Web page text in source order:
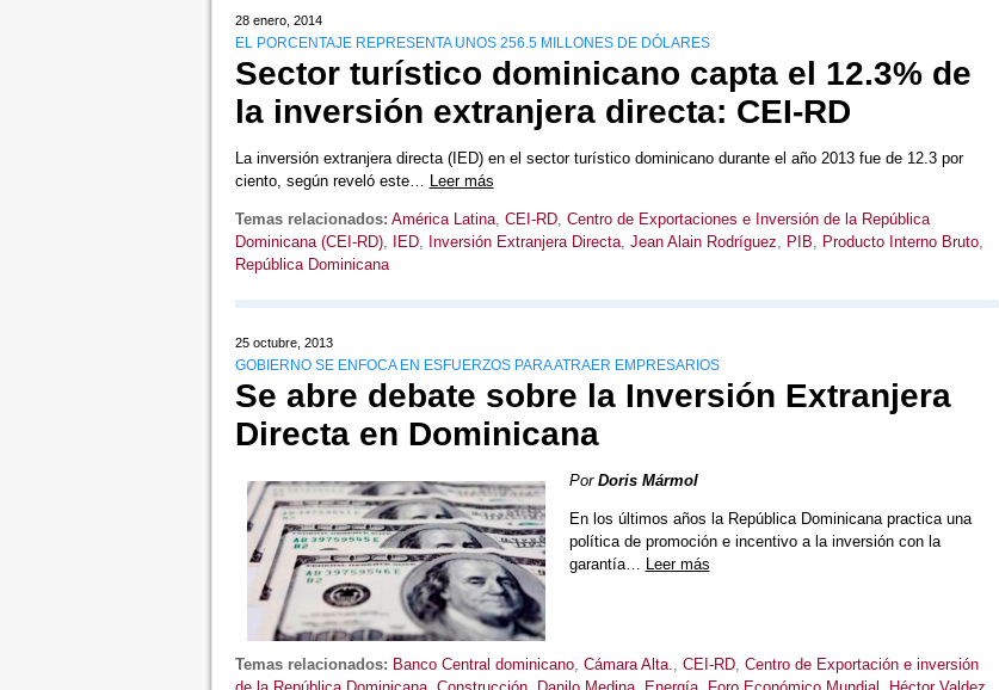
28 enero, 2014
EL PORCENTAJE REPRESENTA UNOS 256.5 MILLONES DE DÓLARES
Sector turístico dominicano capta el 12.3% de
la inversión extranjera directa: CEI-RD
La inversión extranjera directa (IED) en el sector turístico dominicano durante el año 2013 fue de 12.3 por
ciento, según reveló este… Leer más
Temas relacionados: América Latina, CEI-RD, Centro de Exportaciones e Inversión de la República
Dominicana (CEI-RD), IED, Inversión Extranjera Directa, Jean Alain Rodríguez, PIB, Producto Interno Bruto,
República Dominicana
25 octubre, 2013
GOBIERNO SE ENFOCA EN ESFUERZOS PARA ATRAER EMPRESARIOS
Se abre debate sobre la Inversión Extranjera
Directa en Dominicana
Por Doris Mármol
En los últimos años la República Dominicana practica una
política de promoción e incentivo a la inversión con la
garantía… Leer más
Temas relacionados: Banco Central dominicano, Cámara Alta. CEI-RD, Centro de Exportación e inversión